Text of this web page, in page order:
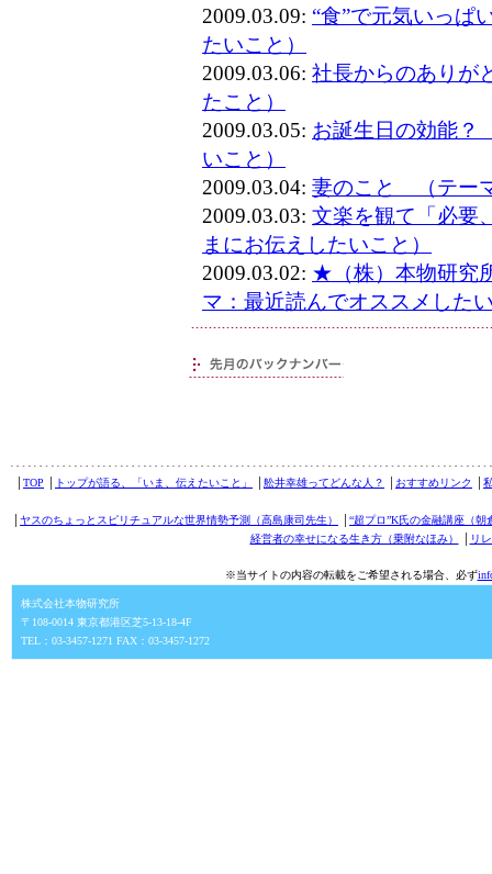
2009.03.09: “食”で元気いっ
たいこと）
2009.03.06: 社長からのありが
たこと）
2009.03.05: お誕生日の効能
いこと）
2009.03.04: 妻のこと （テー
2009.03.03: 文楽を観て「必要
まにお伝えしたいこと）
2009.03.02: ★（株）本物研
マ：最近読んでオススメした
TOP トップが語る、「いま、伝えたいこと」 舩井幸雄ってどんな人？ おすすめリンク
ヤスのちょっとスピリチュアルな世界情勢予測（高島康司先生）
“超プロ”K氏の金融講座（朝
経営者の幸せになる生き方（乗附なほみ）
リ
※当サイトの内容の転載をご希望される場合、必ず
株式会社本物研究所
〒108-0014 東京都港区芝5-13-18-4F
TEL：03-3457-1271 FAX：03-3457-1272